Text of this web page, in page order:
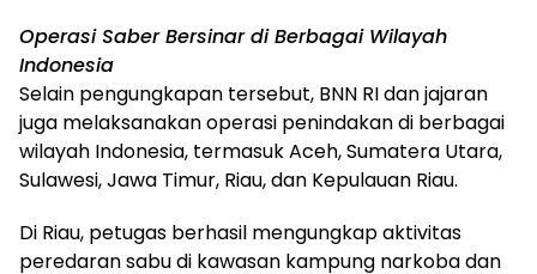
Operasi Saber Bersinar di Berbagai Wilayah
Indonesia
Selain pengungkapan tersebut, BNN RI dan jajaran
juga melaksanakan operasi penindakan di berbagai
wilayah Indonesia, termasuk Aceh, Sumatera Utara,
Sulawesi, Jawa Timur, Riau, dan Kepulauan Riau.
Di Riau, petugas berhasil mengungkap aktivitas
peredaran sabu di kawasan kampung narkoba dan